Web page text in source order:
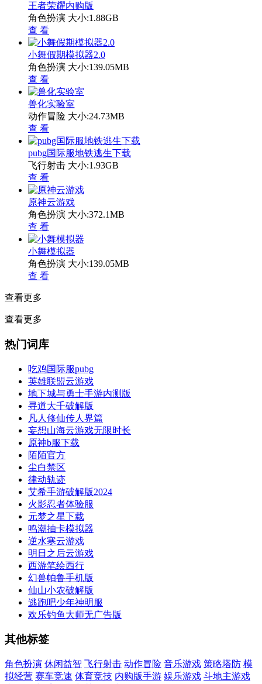
王者荣耀内购版
角色扮演 大小:1.88GB
查 看
小舞假期模拟器2.0
角色扮演 大小:139.05MB
查 看
兽化实验室
动作冒险 大小:24.73MB
查 看
pubg国际服地铁逃生下载
飞行射击 大小:1.93GB
查 看
原神云游戏
角色扮演 大小:372.1MB
查 看
小舞模拟器
角色扮演 大小:139.05MB
查 看
查看更多
查看更多
热门词库
吃鸡国际服pubg
英雄联盟云游戏
地下城与勇士手游内测版
寻道大千破解版
凡人修仙传人界篇
妄想山海云游戏无限时长
原神b服下载
陌陌官方
尘白禁区
律动轨迹
艾希手游破解版2024
火影忍者体验服
元梦之星下载
鸣潮抽卡模拟器
逆水寒云游戏
明日之后云游戏
西游笔绘西行
幻兽帕鲁手机版
仙山小农破解版
逃跑吧少年神明服
欢乐钓鱼大师无广告版
其他标签
角色扮演 休闲益智 飞行射击 动作冒险 音乐游戏 策略塔防 模
拟经营 赛车竞速 体育竞技 内购版手游 娱乐游戏 斗地主游戏